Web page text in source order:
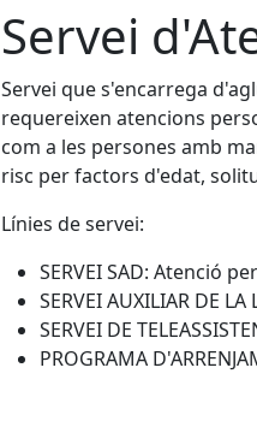
Servei
Servei que s'encarrega
requereixen atencions
com a les persones amb
risc per factors d'edat,
Línies de servei:
SERVEI SAD: Atenció
SERVEI AUXILIAR DE
SERVEI DE
PROGRAMA